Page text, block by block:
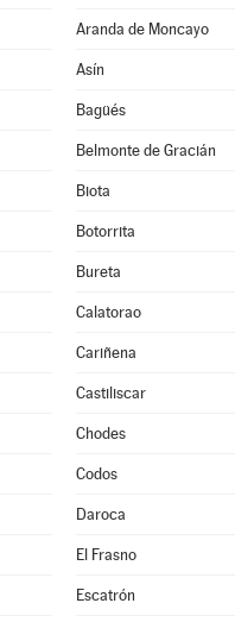
Aranda de Moncayo
Asín
Bagüés
Belmonte de Gracián
Biota
Botorrita
Bureta
Calatorao
Cariñena
Castiliscar
Chodes
Codos
Daroca
El Frasno
Escatrón